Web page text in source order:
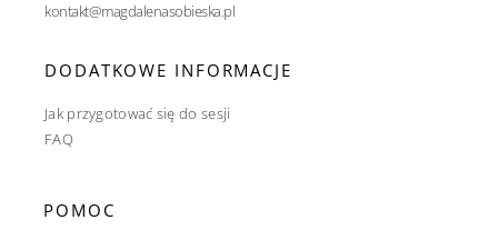
kontakt@magdalenasobieska.pl
DODATKOWE INFORMACJE
Jak przygotować się do sesji
FAQ
POMOC